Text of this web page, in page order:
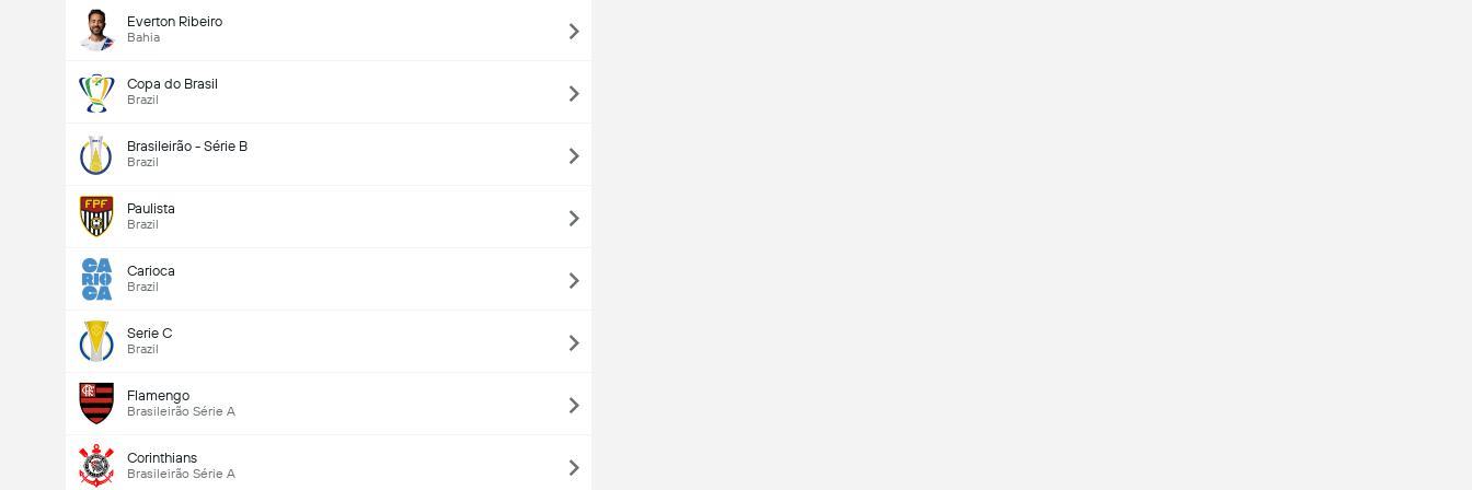
Everton Ribeiro
Bahia
Copa do Brasil
Brazil
Brasileirão - Série B
Brazil
Paulista
Brazil
Carioca
Brazil
Serie C
Brazil
Flamengo
Brasileirão Série A
Corinthians
Brasileirão Série A